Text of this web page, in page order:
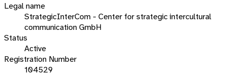
Legal name
StrategicInterCom - Center for strategic intercultural
communication GmbH
Status
Active
Registration Number
104529